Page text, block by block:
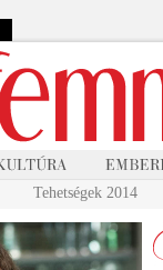
Tehetségek 2014